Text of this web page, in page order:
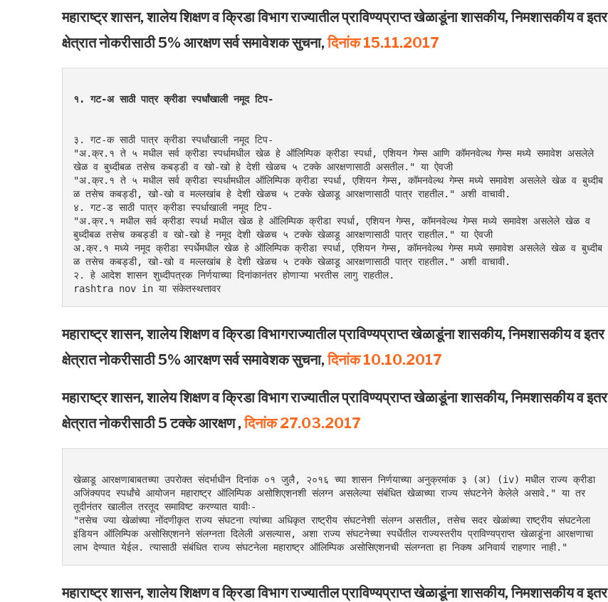
महाराष्ट्र शासन, शालेय शिक्षण व क्रिडा विभाग राज्यातील प्राविण्यप्राप्त खेळाडूंना शासकीय, निमशासकीय व इतर
क्षेत्रात नोकरीसाठी 5% आरक्षण सर्व समावेशक सुचना,दिनांक 15.11.2017
१. गट-अ साठी पात्र क्रीडा स्पर्धांखाली नमूद टिप-
३. गट-क साठी पात्र क्रीडा स्पर्धांखाली नमूद टिप-
"अ.क्र.१ ते ५ मधील सर्व क्रीडा स्पर्धामधील खेळ हे ऑलिम्पिक क्रीडा स्पर्धा, एशियन गेम्स आणि कॉमनवेल्थ गेम्स मध्ये समावेश असलेले
खेळ व बुध्दीबळ तसेच कबड्डी व खो-खो हे देशी खेळच ५ टक्के आरक्षणासाठी असतील." या ऐवजी
"अ.क्र.१ ते ५ मधील सर्व क्रीडा स्पर्धामधील ऑलिम्पिक क्रीडा स्पर्धा, एशियन गेम्स, कॉमनवेल्थ गेम्स मध्ये समावेश असलेले खेळ व बुध्दीब
ळ तसेच कबड्डी, खो-खो व मल्लखांब हे देशी खेळच ५ टक्के खेळाडू आरक्षणासाठी पात्र राहतील." अशी वाचावी.
४. गट-ड साठी पात्र क्रीडा स्पर्धाखाली नमूद टिप-
"अ.क्र.१ मधील सर्व क्रीडा स्पर्धा मधील खेळ हे ऑलिम्पिक क्रीडा स्पर्धा, एशियन गेम्स, कॉमनवेल्थ गेम्स मध्ये समावेश असलेले खेळ व
बुध्दीबळ तसेच कबड्डी व खो-खो हे नमूद देशी खेळच ५ टक्के खेळाडू आरक्षणासाठी पात्र राहतील." या ऐवजी
अ.क्र.१ मध्ये नमूद क्रीडा स्पर्धेमधील खेळ हे ऑलिम्पिक क्रीडा स्पर्धा, एशियन गेम्स, कॉमनवेल्थ गेम्स मध्ये समावेश असलेले खेळ व बुध्दीब
ळ तसेच कबड्डी, खो-खो व मल्लखांब हे देशी खेळच ५ टक्के खेळाडू आरक्षणासाठी पात्र राहतील." अशी वाचावी.
२. हे आदेश शासन शुध्दीपत्रक निर्णयाच्या दिनांकानंतर होणाऱ्या भरतीस लागु राहतील.
rashtra nov in या संकेतस्थत्तावर
महाराष्ट्र शासन, शालेय शिक्षण व क्रिडा विभागराज्यातील प्राविण्यप्राप्त खेळाडूंना शासकीय, निमशासकीय व इतर
क्षेत्रात नोकरीसाठी 5% आरक्षण सर्व समावेशक सुचना,दिनांक 10.10.2017
महाराष्ट्र शासन, शालेय शिक्षण व क्रिडा विभाग राज्यातील प्राविण्यप्राप्त खेळाडूंना शासकीय, निमशासकीय व इतर
क्षेत्रात नोकरीसाठी 5 टक्के आरक्षण ,दिनांक 27.03.2017
खेळाडू आरक्षणाबाबतच्या उपरोक्त संदर्भाधीन दिनांक ०१ जुलै, २०१६ च्या शासन निर्णयाच्या अनुक्रमांक ३ (अ) (iv) मधील राज्य क्रीडा
अजिंक्यपद स्पर्धांचे आयोजन महाराष्ट्र ऑलिम्पिक असोशिएशनशी संलग्न असलेल्या संबंधित खेळाच्या राज्य संघटनेने केलेले असावे." या तर
तूदीनंतर खालील तरतूद समाविष्ट करण्यात यावीः-
"तसेच ज्या खेळांच्या नोंदणीकृत राज्य संघटना त्यांच्या अधिकृत राष्ट्रीय संघटनेशी संलग्न असतील, तसेच सदर खेळांच्या राष्ट्रीय संघटनेला
इंडियन ऑलिम्पिक असोसिएशनने संलग्नता दिलेली असल्यास, अशा राज्य संघटनेच्या स्पर्धेतील राज्यस्तरीय प्राविण्यप्राप्त खेळाडूंना आरक्षणाचा
लाभ देण्यात येईल. त्यासाठी संबंधित राज्य संघटनेला महाराष्ट्र ऑलिम्पिक असोसिएशनची संलग्नता हा निकष अनिवार्य राहणार नाही."
महाराष्ट्र शासन, शालेय शिक्षण व क्रिडा विभाग राज्यातील प्राविण्यप्राप्त खेळाडूंना शासकीय, निमशासकीय व इतर